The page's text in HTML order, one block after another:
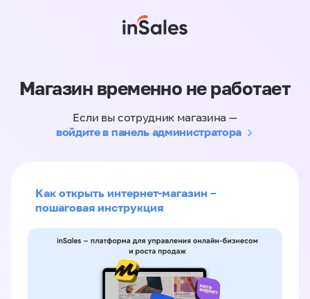
Магазин временно не работает
Если вы сотрудник магазина —
войдите в панель администратора
Как открыть интернет-магазин –
пошаговая инструкция